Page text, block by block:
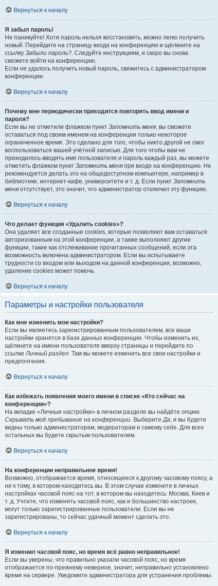
Вернуться к началу
Я забыл пароль!
Не паникуйте! Хотя пароль нельзя восстановить, можно легко получить
новый. Перейдите на страницу входа на конференцию и щёлкните на
ссылку Забыли пароль? . Следуйте инструкциям, и скоро вы снова
сможете войти на конференцию.
Если не удалось получить новый пароль, свяжитесь с администратором
конференции.
Вернуться к началу
Почему мне периодически приходится повторять ввод имени и
пароля?
Если вы не отметили флажком пункт Запомнить меня , вы сможете
оставаться под своим именем на конференции только некоторое
ограниченное время. Это сделано для того, чтобы никто другой не смог
воспользоваться вашей учётной записью. Для того чтобы вам не
приходилось вводить имя пользователя и пароль каждый раз, вы можете
отметить флажком пункт Запомнить меня при входе на конференцию. Не
рекомендуется делать это на общедоступном компьютере, например в
библиотеке, интернет-кафе, университете и т. д. Если пункт Запомнить
меня отсутствует, это значит, что администратор отключил эту функцию.
Вернуться к началу
Что делает функция «Удалить cookies»?
Она удаляет все созданные cookies, которые позволяют вам оставаться
авторизованным на этой конференции, а также выполняют другие
функции, такие как отслеживание прочитанных сообщений, если эта
возможность включена администратором. Если вы испытываете
трудности со входом или выходом на данной конференции, возможно,
удаление cookies может помочь.
Вернуться к началу
Параметры и настройки пользователя
Как мне изменить мои настройки?
Если вы являетесь зарегистрированным пользователем, все ваши
настройки хранятся в базе данных конференции. Чтобы изменить их,
щёлкните на имени пользователя вверху страницы и перейдите по
ссылке Личный раздел . Там вы можете изменить все свои настройки и
предпочтения.
Вернуться к началу
Как избежать появления моего имени в списке «Кто сейчас на
конференции»?
На вкладке «Личные настройки» в личном разделе вы найдёте опцию
Скрывать моё пребывание на конференции . Выберите Да , и вы будете
видны только администраторам, модераторам и самому себе. Для всех
остальных вы будете скрытым пользователем.
Вернуться к началу
На конференции неправильное время!
Возможно, отображается время, относящееся к другому часовому поясу, а
не к тому, в котором находитесь вы. В этом случае измените в личных
настройках часовой пояс на тот, в котором вы находитесь: Москва, Киев и
т. д. Учтите, что изменять часовой пояс, как и большинство настроек,
могут только зарегистрированные пользователи. Если вы не
зарегистрированы, то сейчас удачный момент сделать это.
Вернуться к началу
Я изменил часовой пояс, но время всё равно неправильное!
Если вы уверены, что правильно указали часовой пояс, но время
отображается по-прежнему неверное, значит, неправильно установлено
время на сервере. Уведомите администратора для устранения проблемы.